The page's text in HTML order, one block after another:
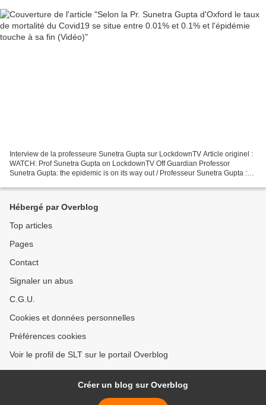
Interview de la professeure Sunetra Gupta sur LockdownTV Article originel :
WATCH: Prof Sunetra Gupta on LockdownTV Off Guardian Professor
Sunetra Gupta: the epidemic is on its way out / Professeur Sunetra Gupta :
Hébergé par Overblog
Top articles
Pages
Contact
Signaler un abus
C.G.U.
Cookies et données personnelles
Préférences cookies
Voir le profil de SLT sur le portail Overblog
Créer un blog sur Overblog